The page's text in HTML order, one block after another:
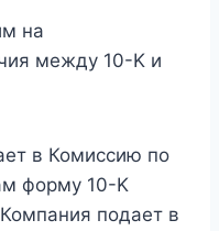
на
между 10-K и
в Комиссию по
форму 10-K
подает в